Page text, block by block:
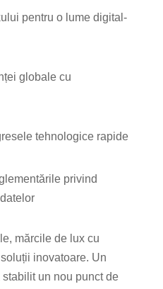
pentru o lume digital-
globale cu
tehnologice rapide
privind
mărcile de lux cu
inovatoare. Un
un nou punct de